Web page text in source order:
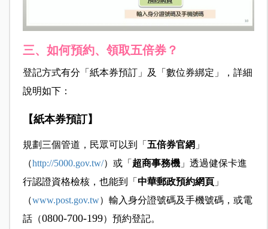
三、如何預約、領取五倍券？
登記方式有分「紙本券預訂」及「數位券綁定」，詳細
說明如下：
【紙本券預訂】
規劃三個管道，民眾可以到「 五倍券官網 」
（http://5000.gov.tw/）或「 超商事務機」透過健保卡進
行認證資格檢核，也能到「 中華郵政預約網頁」
（www.post.gov.tw）輸入身分證號碼及手機號碼，或電
話（0800-700-199）預約登記。